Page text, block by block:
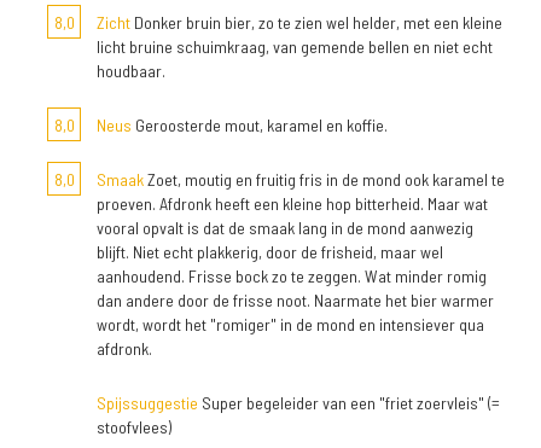
8,0
Zicht Donker bruin bier, zo te zien wel helder, met een kleine
licht bruine schuimkraag, van gemende bellen en niet echt
houdbaar.
8,0 Neus Geroosterde mout, karamel en koffie.
8,0 SmaakZoet, moutig en fruitig fris in de mond ook karamel te
proeven. Afdronk heeft een kleine hop bitterheid. Maar wat
vooral opvalt is dat de smaak lang in de mond aanwezig
blijft. Niet echt plakkerig, door de frisheid, maar wel
aanhoudend. Frisse bock zo te zeggen. Wat minder romig
dan andere door de frisse noot. Naarmate het bier warmer
wordt, wordt het "romiger" in de mond en intensiever qua
afdronk.
Spijssuggestie Super begeleider van een "friet zoervleis" (=
stoofvlees)